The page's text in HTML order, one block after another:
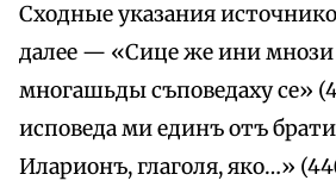
Сходные указания
далее — «Сице же ини мнози
многашьды съповедаху се»
исповеда ми единъ отъ
Иларионъ, глаголя, яко…»